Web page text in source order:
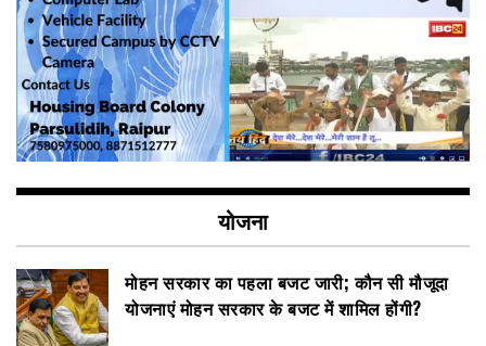
योजना
मोहन सरकार का पहला बजट जारी; कौन सी मौजूदा
योजनाएं मोहन सरकार के बजट में शामिल होंगी?